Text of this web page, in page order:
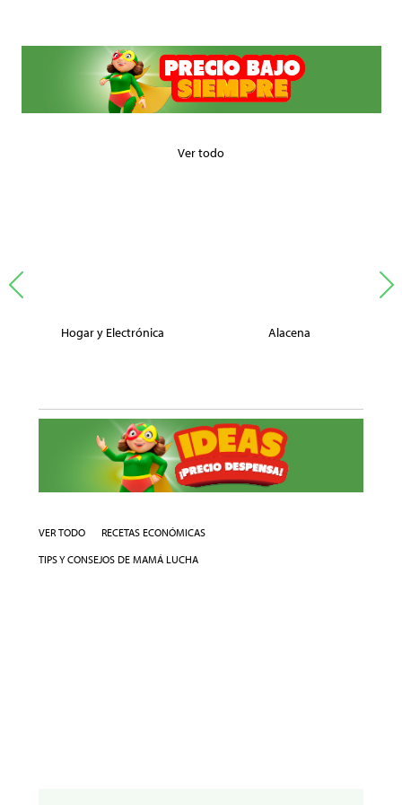
Ver todo
Hogar y Electrónica Alacena
VER TODO
RECETAS ECONÓMICAS
TIPS Y CONSEJOS DE MAMÁ LUCHA